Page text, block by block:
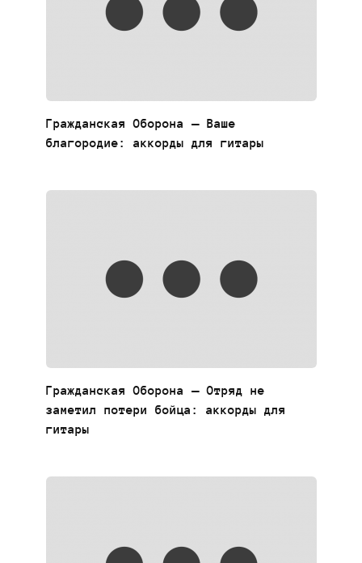
Гражданская Оборона — Ваше
благородие: аккорды для гитары
Гражданская Оборона — Отряд не
заметил потери бойца: аккорды для
гитары